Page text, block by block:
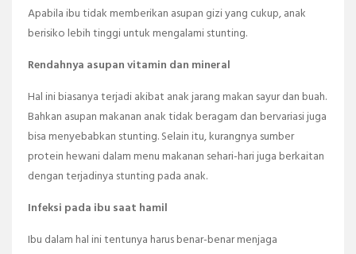
Apabila ibu tidak memberikan asupan gizi yang cukup, anak
berisiko lebih tinggi untuk mengalami stunting.
Rendahnya asupan vitamin dan mineral
Hal ini biasanya terjadi akibat anak jarang makan sayur dan buah.
Bahkan asupan makanan anak tidak beragam dan bervariasi juga
bisa menyebabkan stunting. Selain itu, kurangnya sumber
protein hewani dalam menu makanan sehari-hari juga berkaitan
dengan terjadinya stunting pada anak.
Infeksi pada ibu saat hamil
Ibu dalam hal ini tentunya harus benar-benar menjaga